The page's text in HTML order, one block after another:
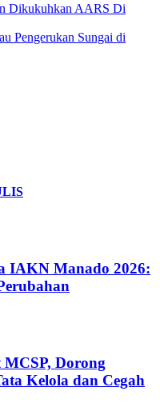
Dikukuhkan AARS Di
Pengerukan Sungai di
IAKN Manado 2026:
Dorong
Kelola dan Cegah